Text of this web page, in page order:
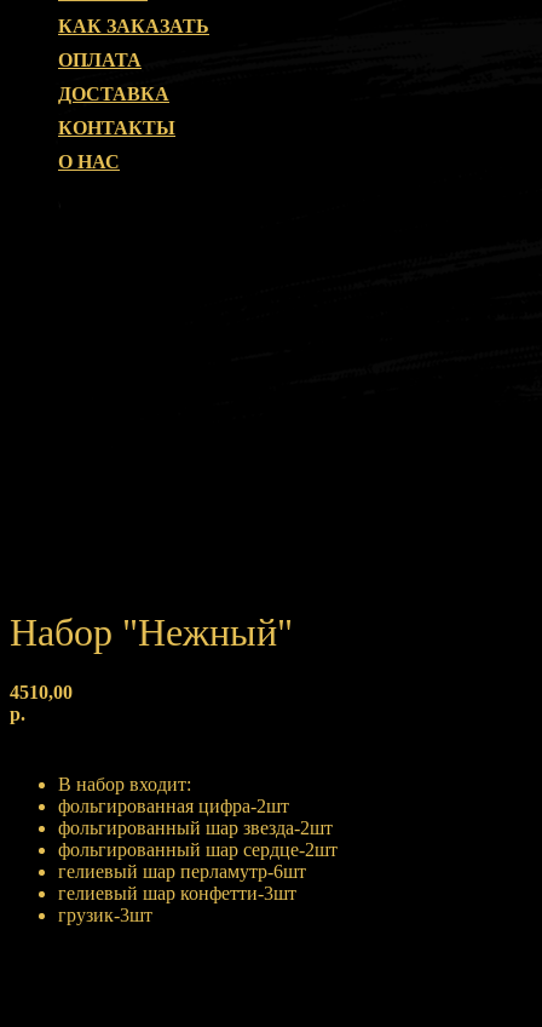
КАК ЗАКАЗАТЬ
ОПЛАТА
ДОСТАВКА
КОНТАКТЫ
О НАС
Набор "Нежный"
4510,00
р.
В набор входит:
фольгированная цифра-2шт
фольгированный шар звезда-2шт
фольгированный шар сердце-2шт
гелиевый шар перламутр-6шт
гелиевый шар конфетти-3шт
грузик-3шт